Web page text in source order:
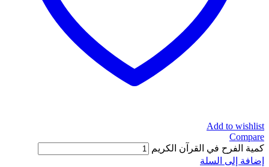
Add to wishlist
Compare
كمية الفرح في القرآن الكريم
إضافة إلى السلة